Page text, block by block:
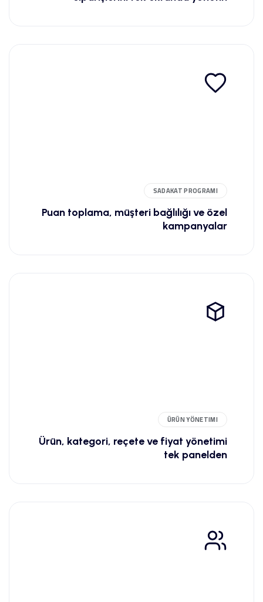
SADAKAT PROGRAMI
Puan toplama, müşteri bağlılığı ve özel
kampanyalar
ÜRÜN YÖNETIMI
Ürün, kategori, reçete ve fiyat yönetimi
tek panelden